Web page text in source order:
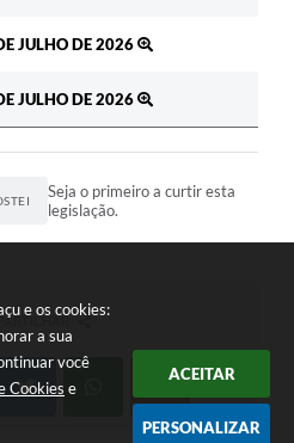
e os cookies:
a sua
você
Cookies e
ACEITAR
PERSONALIZAR
JULHO DE 2026
JULHO DE 2026
Seja o primeiro a curtir esta
legislação.